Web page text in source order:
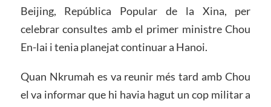
Beijing, República Popular de la Xina, per
celebrar consultes amb el primer ministre Chou
En-lai i tenia planejat continuar a Hanoi.
Quan Nkrumah es va reunir més tard amb Chou
el va informar que hi havia hagut un cop militar a